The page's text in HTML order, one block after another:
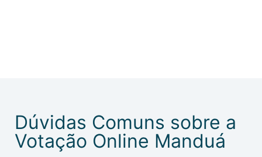
Dúvidas Comuns sobre a
Votação Online Manduá